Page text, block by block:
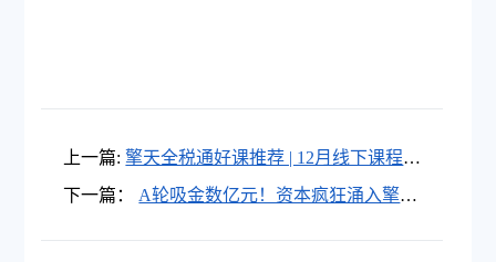
上一篇: 擎天全税通好课推荐 | 12月线下课程培
训安排
下一篇：
A轮吸金数亿元！资本疯狂涌入擎天